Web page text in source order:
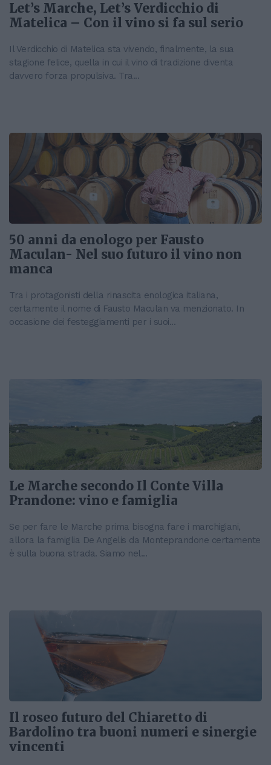
Let’s Marche, Let’s Verdicchio di
Matelica – Con il vino si fa sul serio
Il Verdicchio di Matelica sta vivendo, finalmente, la sua
stagione felice, quella in cui il vino di tradizione diventa
davvero forza propulsiva. Tra...
50 anni da enologo per Fausto
Maculan- Nel suo futuro il vino non
manca
Tra i protagonisti della rinascita enologica italiana,
certamente il nome di Fausto Maculan va menzionato. In
occasione dei festeggiamenti per i suoi...
Le Marche secondo Il Conte Villa
Prandone: vino e famiglia
Se per fare le Marche prima bisogna fare i marchigiani,
allora la famiglia De Angelis da Monteprandone certamente
è sulla buona strada. Siamo nel...
Il roseo futuro del Chiaretto di
Bardolino tra buoni numeri e sinergie
vincenti